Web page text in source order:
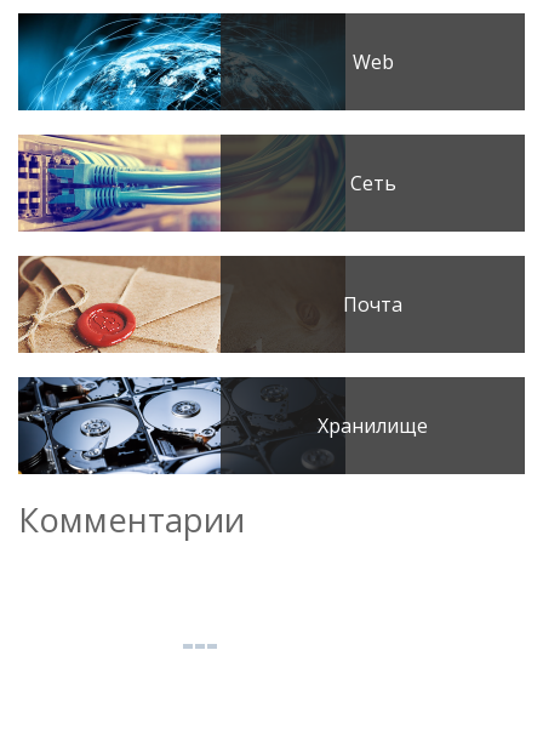
Web
Сеть
Почта
Хранилище
Комментарии